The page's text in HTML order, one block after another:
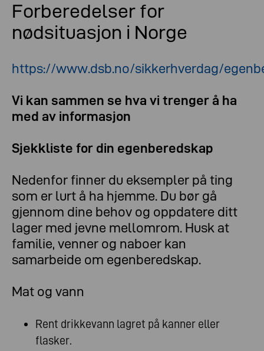
Forberedelser for
nødsituasjon i Norge
https://www.dsb.no/sikkerhverdag/
Vi kan sammen se hva vi trenger å ha
med av informasjon
Sjekkliste for din egenberedskap
Nedenfor finner du eksempler på ting
som er lurt å ha hjemme. Du bør gå
gjennom dine behov og oppdatere ditt
lager med jevne mellomrom. Husk at
familie, venner og naboer kan
samarbeide om egenberedskap.
Mat og vann
Rent drikkevann lagret på kanner eller
flasker.